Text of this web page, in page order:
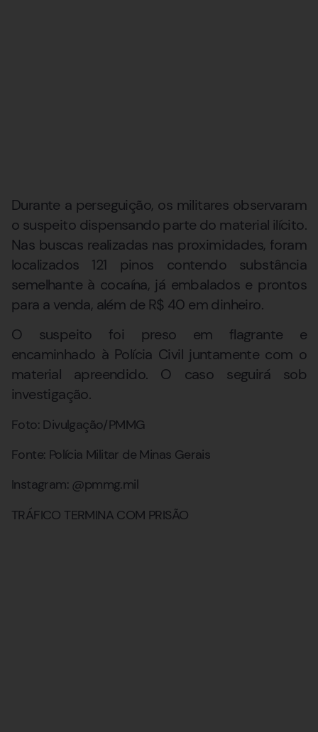
Durante a perseguição, os militares observaram
o suspeito dispensando parte do material ilícito.
Nas buscas realizadas nas proximidades, foram
localizados 121 pinos contendo substância
semelhante à cocaína, já embalados e prontos
para a venda, além de R$ 40 em dinheiro.
O suspeito foi preso em flagrante e
encaminhado à Polícia Civil juntamente com o
material apreendido. O caso seguirá sob
investigação.
Foto: Divulgação/PMMG
Fonte: Polícia Militar de Minas Gerais
Instagram: @pmmg.mil
TRÁFICO TERMINA COM PRISÃO